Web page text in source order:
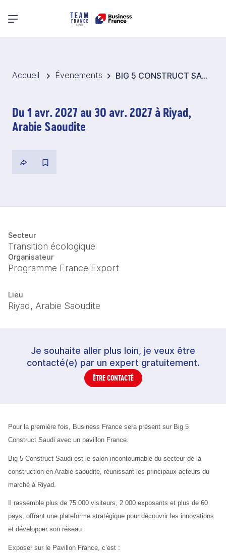
Menu principal
Accueil Évenements BIG 5 CONSTRUCT SAUDI 2027 - Pavillon France Bâtiment Second-œuvre - Arabie saoudite
Du 1 avr. 2027 au 30 avr. 2027 à Riyad,
Arabie Saoudite
Secteur
Transition écologique
Organisateur
Programme France Export
Lieu
Riyad, Arabie Saoudite
Je souhaite aller plus loin, je veux être
contacté(e) par un expert gratuitement.
ÊTRE CONTACTÉ
Pour la première fois, Business France sera présent sur Big 5
Construct Saudi avec un pavillon France.
Big 5 Construct Saudi est le salon incontournable du secteur de la
construction en Arabie saoudite, réunissant les principaux acteurs du
marché à Riyad.
Il rassemble plus de 75 000 visiteurs, 2 000 exposants et plus de 60
pays, offrant une plateforme stratégique pour découvrir les innovations
et développer son réseau.
Exposer sur le Pavillon France, c’est :